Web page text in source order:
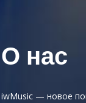
О нас
iwMusic — новое